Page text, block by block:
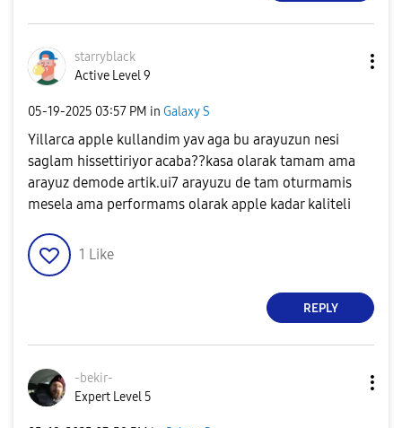
starryblack
Active Level 9
‎05-19-2025 03:57 PM in Galaxy S
Yillarca apple kullandim yav aga bu arayuzun nesi
saglam hissettiriyor acaba??kasa olarak tamam ama
arayuz demode artik.ui7 arayuzu de tam oturmamis
mesela ama performams olarak apple kadar kaliteli
1 Like
REPLY
-bekir-
Expert Level 5